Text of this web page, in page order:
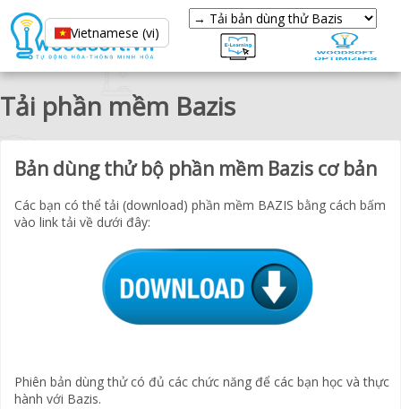
Tải phần mềm Bazis
Bản dùng thử bộ phần mềm Bazis cơ bản
Các bạn có thể tải (download) phần mềm BAZIS bằng cách bấm
vào link tải về dưới đây:
Phiên bản dùng thử có đủ các chức năng để các bạn học và thực
hành với Bazis.
Vietnamese (vi)